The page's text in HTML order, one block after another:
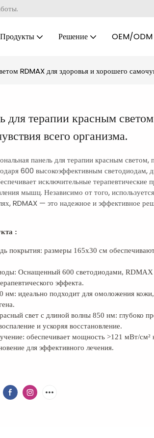
Продукты Решение OEM/ODM
RDMAX для здоровья и хорошего
для терапии красным
всего организма.
панель для терапии красным светом,
600 высокоэффективным светодиодам,
исключительные терапевтические
мышц. Независимо от того,
RDMAX — это надежное и эффективное
:
покрытия: размеры 165x30 см
Оснащенный 600 светодиодами, RDMAX
эффекта.
нм: идеально подходит для омоложения
свет с длиной волны 850 нм: глубоко
и ускоряя восстановление.
обеспечивает мощность >121 мВт/см²
для эффективного лечения.